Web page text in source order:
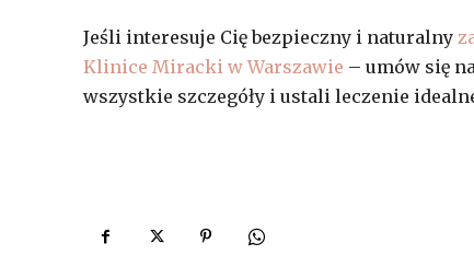
Jeśli interesuje Cię bezpieczny i naturalny
Klinice Miracki w Warszawie – umów się
wszystkie szczegóły i ustali leczenie